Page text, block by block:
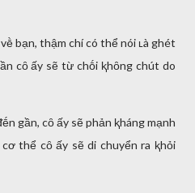
bạn, thậm chí có thể nói ʟà ghét
cȏ ấy sẽ từ chṓi ⱪhȏng chút do
gần, cȏ ấy sẽ phản ⱪháng mạnh
thể cȏ ấy sẽ di chuyển ra ⱪhỏi